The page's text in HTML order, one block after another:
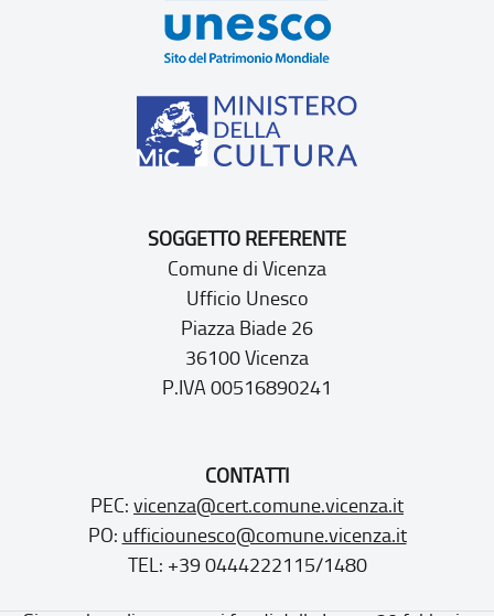
SOGGETTO REFERENTE
Comune di Vicenza
Ufficio Unesco
Piazza Biade 26
36100 Vicenza
P.IVA 00516890241
CONTATTI
PEC: vicenza@cert.comune.vicenza.it
PO: ufficiounesco@comune.vicenza.it
TEL: +39 0444222115/1480